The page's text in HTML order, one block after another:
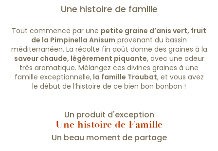
Une histoire de famille
Tout commence par une petite graine d’anis vert, fruit
de la Pimpinella Anisum provenant du bassin
méditerranéen. La récolte fin août donne des graines à la
saveur chaude, légèrement piquante, avec une odeur
très aromatique. Mélangez ces divines graines à une
famille exceptionnelle,la famille Troubat, et vous avez
le début de l’histoire de ce bien bon bonbon !
Un produit d'exception
Une histoire de Famille
Un beau moment de partage